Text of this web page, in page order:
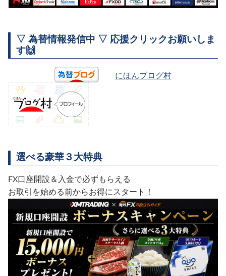
▽ 為替情報発信中 ▽ 応援クリックお願いしま
す🙌
にほんブログ村
選べる豪華３大特典
FX口座開設＆入金で必ずもらえる
お取引を始める前からお得にスタート！